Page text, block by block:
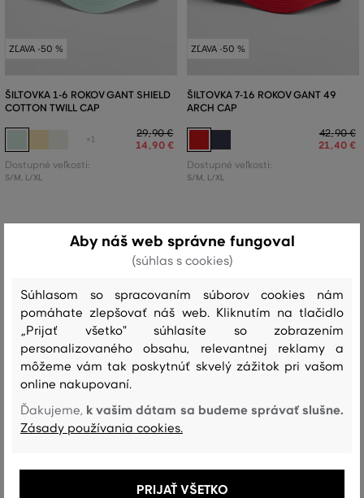
ZĽAVA -50 %
ŠILTOVKA 1-6 ROKOV GANT SHIELD
COTTON TWILL CAP
+1
29,90 €
14,90 €
Dostupné veľkosti:
S/M, L/XL
ZĽAVA -50 %
ŠILTOVKA 7-16 ROKOV GANT 49
ARCH CAP
42,90 €
21,40 €
Dostupné veľkosti:
S/M, L/XL
Aby náš web správne fungoval
(súhlas s cookies)
Súhlasom so spracovaním súborov cookies nám
pomáhate zlepšovať náš web. Kliknutím na tlačidlo
„Prijať všetko" súhlasíte so zobrazením
personalizovaného obsahu, relevantnej reklamy a
môžeme vám tak poskytnúť skvelý zážitok pri vašom
online nakupovaní.
Ďakujeme, k vašim dátam sa budeme správať slušne.
Zásady používania cookies.
PRIJAŤ VŠETKO